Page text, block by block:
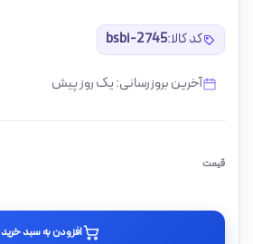
کد کالا:bsbi-2745
آخرین بروزرسانی: یک روز پیش
قیمت
افزودن به سبد خرید